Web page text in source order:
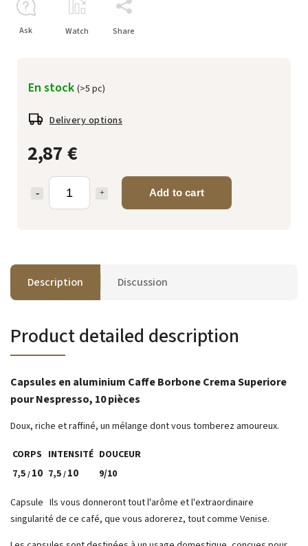
2,87 €
Add to cart
En stock (>5 pc)
Delivery options
Ask Watch Share
Description Discussion
Product detailed description
Capsules en aluminium Caffe Borbone Crema Superiore
pour Nespresso, 10 pièces
Doux, riche et raffiné, un mélange dont vous tomberez amoureux.
CORPS INTENSITÉ DOUCEUR
7,5/10 7,5/10 9/10
Capsule Ils vous donneronttout l'arôme et l'extraordinaire
singularité de ce café, que vous adorerez, tout comme Venise.